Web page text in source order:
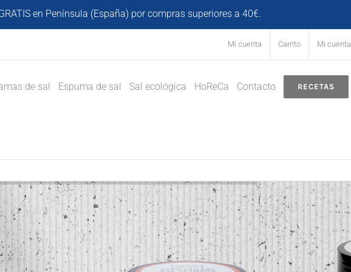
en Península (España) por compras superiores a 40€.
Mi cuenta Carrito Mi cuenta
de sal Espuma de sal Sal ecológica HoReCa Contacto RECETAS